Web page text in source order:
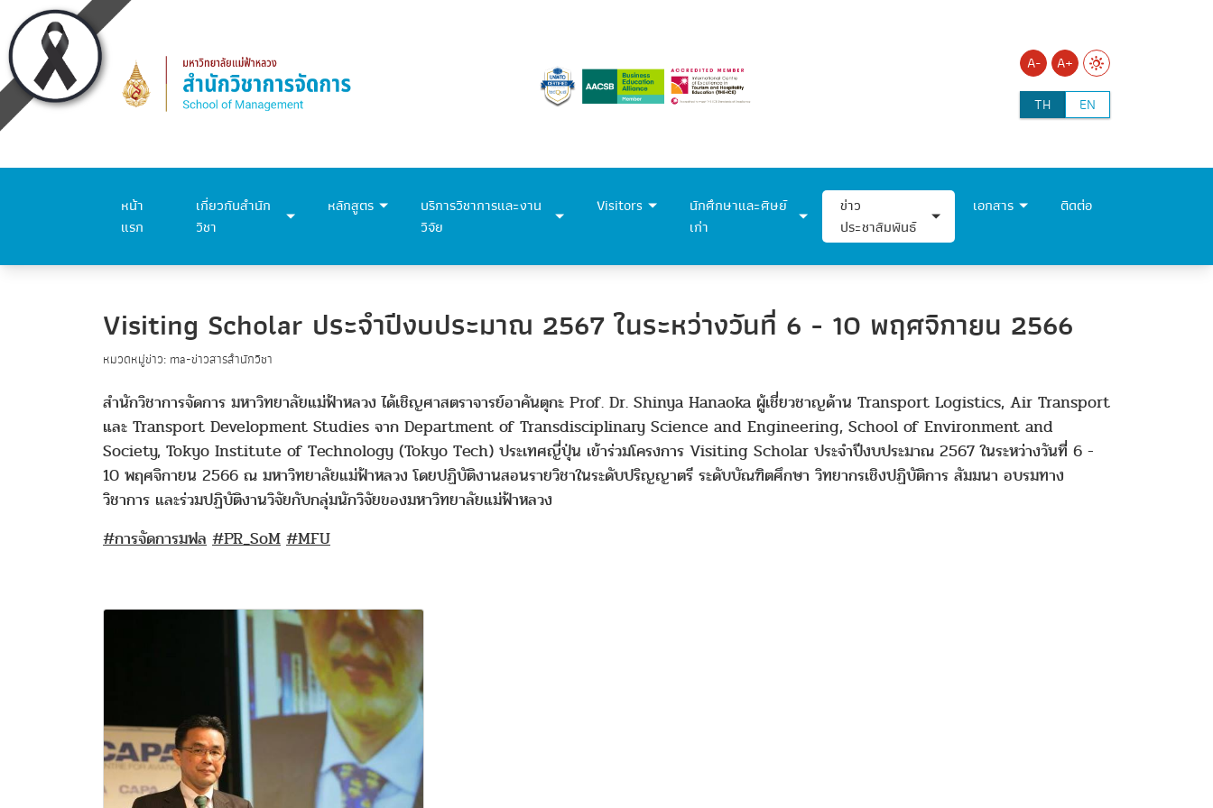
A-
A+
TH
EN
หน้า
แรก
เกี่ยวกับสำนัก
วิชา
หลักสูตร
บริการวิชาการและงาน
วิจัย
Visitors
นักศึกษาและศิษย์
เก่า
ข่าว
ประชาสัมพันธ์
เอกสาร ติดต่อ
Visiting Scholar ประจำปีงบประมาณ 2567 ในระหว่างวันที่ 6 - 10 พฤศจิกายน 2566
หมวดหมู่ข่าว: ma-ข่าวสารสำนักวิชา
สำนักวิชาการจัดการ มหาวิทยาลัยแม่ฟ้าหลวง ได้เชิญศาสตราจารย์อาคันตุกะ Prof. Dr. Shinya Hanaoka ผู้เชี่ยวชาญด้าน Transport Logistics, Air Transport
และ Transport Development Studies จาก Department of Transdisciplinary Science and Engineering, School of Environment and
Society, Tokyo Institute of Technology (Tokyo Tech) ประเทศญี่ปุ่น เข้าร่วมโครงการ Visiting Scholar ประจำปีงบประมาณ 2567 ในระหว่างวันที่ 6 -
10 พฤศจิกายน 2566 ณ มหาวิทยาลัยแม่ฟ้าหลวง โดยปฏิบัติงานสอนรายวิชาในระดับปริญญาตรี ระดับบัณฑิตศึกษา วิทยากรเชิงปฏิบัติการ สัมมนา อบรมทาง
วิชาการ และร่วมปฏิบัติงานวิจัยกับกลุ่มนักวิจัยของมหาวิทยาลัยแม่ฟ้าหลวง
#การจัดการมฟล #PR_SoM #MFU